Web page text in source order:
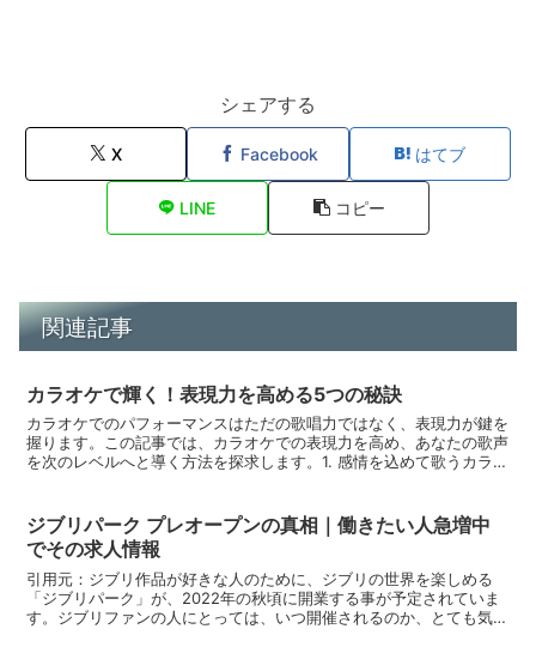
シェアする
X Facebook はてブ
LINE コピー
関連記事
カラオケで輝く！表現力を高める5つの秘訣
カラオケでのパフォーマンスはただの歌唱力ではなく、表現力が鍵を
握ります。この記事では、カラオケでの表現力を高め、あなたの歌声
を次のレベルへと導く方法を探求します。1. 感情を込めて歌うカラオ
ジブリパーク プレオープンの真相｜働きたい人急増中
でその求人情報
引用元：ジブリ作品が好きな人のために、ジブリの世界を楽しめる
「ジブリパーク」が、2022年の秋頃に開業する事が予定されていま
す。ジブリファンの人にとっては、いつ開催されるのか、とても気に